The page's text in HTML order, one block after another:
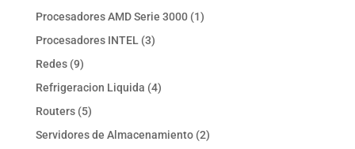
producto
Procesadores AMD Serie 3000 11
Procesadores INTEL 33
Redes 99
productos
Refrigeracion Liquida 44
Routers 55
productos
Servidores de Almacenamiento 22